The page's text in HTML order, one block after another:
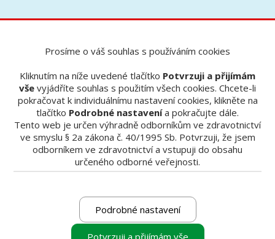
Výhodná nabídka na produkty
Výhodná nabídka na
produkty
1× Variotime Dynamix Heavy Tray 2× 380
ml + 1× Variotime Medium Flow2× 50 ml
A-silikony s vynikající přesností otisku,
Prosíme o váš souhlas s používáním cookies
Kliknutím na níže uvedené tlačítko Potvrzuji a přijímám
vše vyjádříte souhlas s použitím všech cookies. Chcete-li
pokračovat k individuálnímu nastavení cookies, klikněte na
tlačítko Podrobné nastavenía pokračujte dále.
Tento web je určen výhradně odborníkům ve zdravotnictví
ve smyslu § 2a zákona č. 40/1995 Sb. Potvrzuji, že jsem
odborníkem ve zdravotnictví a vstupuji do obsahu
určeného odborné veřejnosti.
Podrobné nastavení
Potvrzuji a přijímám vše